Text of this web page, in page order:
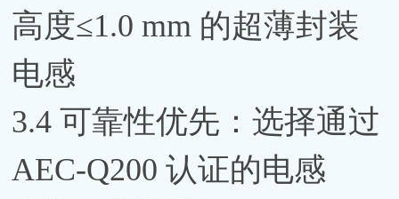
高度≤1.0 mm 的超薄封装
电感
3.4 可靠性优先：选择通过
AEC-Q200 认证的电感